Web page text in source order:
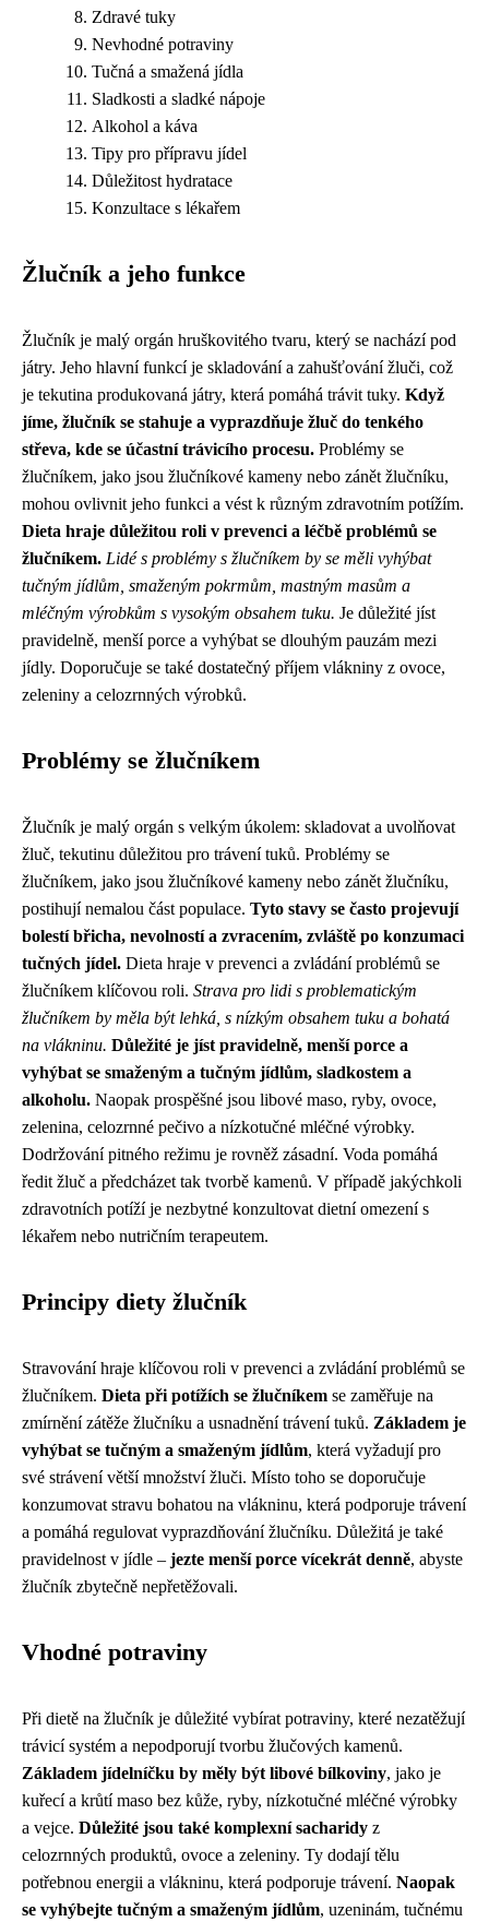
Zdravé tuky
Nevhodné potraviny
Tučná a smažená jídla
Sladkosti a sladké nápoje
Alkohol a káva
Tipy pro přípravu jídel
Důležitost hydratace
Konzultace s lékařem
Žlučník a jeho funkce
Žlučník je malý orgán hruškovitého tvaru, který se nachází pod
játry. Jeho hlavní funkcí je skladování a zahušťování žluči, což
je tekutina produkovaná játry, která pomáhá trávit tuky. Když
jíme, žlučník se stahuje a vyprazdňuje žluč do tenkého
střeva, kde se účastní trávicího procesu. Problémy se
žlučníkem, jako jsou žlučníkové kameny nebo zánět žlučníku,
mohou ovlivnit jeho funkci a vést k různým zdravotním potížím.
Dieta hraje důležitou roli v prevenci a léčbě problémů se
žlučníkem. Lidé s problémy s žlučníkem by se měli vyhýbat
tučným jídlům, smaženým pokrmům, mastným masům a
mléčným výrobkům s vysokým obsahem tuku. Je důležité jíst
pravidelně, menší porce a vyhýbat se dlouhým pauzám mezi
jídly. Doporučuje se také dostatečný příjem vlákniny z ovoce,
zeleniny a celozrnných výrobků.
Problémy se žlučníkem
Žlučník je malý orgán s velkým úkolem: skladovat a uvolňovat
žluč, tekutinu důležitou pro trávení tuků. Problémy se
žlučníkem, jako jsou žlučníkové kameny nebo zánět žlučníku,
postihují nemalou část populace. Tyto stavy se často projevují
bolestí břicha, nevolností a zvracením, zvláště po konzumaci
tučných jídel. Dieta hraje v prevenci a zvládání problémů se
žlučníkem klíčovou roli. Strava pro lidi s problematickým
žlučníkem by měla být lehká, s nízkým obsahem tuku a bohatá
na vlákninu. Důležité je jíst pravidelně, menší porce a
vyhýbat se smaženým a tučným jídlům, sladkostem a
alkoholu. Naopak prospěšné jsou libové maso, ryby, ovoce,
zelenina, celozrnné pečivo a nízkotučné mléčné výrobky.
Dodržování pitného režimu je rovněž zásadní. Voda pomáhá
ředit žluč a předcházet tak tvorbě kamenů. V případě jakýchkoli
zdravotních potíží je nezbytné konzultovat dietní omezení s
lékařem nebo nutričním terapeutem.
Principy diety žlučník
Stravování hraje klíčovou roli v prevenci a zvládání problémů se
žlučníkem. Dieta při potížích se žlučníkem se zaměřuje na
zmírnění zátěže žlučníku a usnadnění trávení tuků. Základem je
vyhýbat se tučným a smaženým jídlům, která vyžadují pro
své strávení větší množství žluči. Místo toho se doporučuje
konzumovat stravu bohatou na vlákninu, která podporuje trávení
a pomáhá regulovat vyprazdňování žlučníku. Důležitá je také
pravidelnost v jídle – jezte menší porce vícekrát denně, abyste
žlučník zbytečně nepřetěžovali.
Vhodné potraviny
Při dietě na žlučník je důležité vybírat potraviny, které nezatěžují
trávicí systém a nepodporují tvorbu žlučových kamenů.
Základem jídelníčku by měly být libové bílkoviny, jako je
kuřecí a krůtí maso bez kůže, ryby, nízkotučné mléčné výrobky
a vejce. Důležité jsou také komplexní sacharidy z
celozrnných produktů, ovoce a zeleniny. Ty dodají tělu
potřebnou energii a vlákninu, která podporuje trávení. Naopak
se vyhýbejte tučným a smaženým jídlům, uzeninám, tučnému